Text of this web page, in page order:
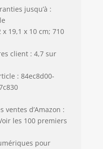
jusqu’à :
19,1 x 10 cm; 710
client : 4,7 sur
: 84ec8d00-
ventes d’Amazon :
les 100 premiers
pour